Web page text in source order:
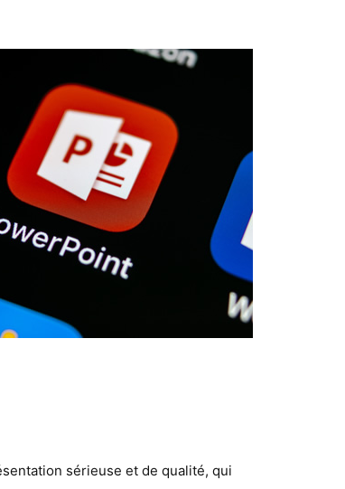
sérieuse et de qualité, qui